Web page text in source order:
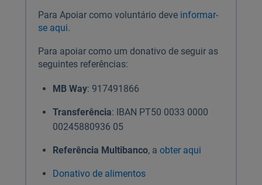
Para Apoiar como voluntário deve informar-
se aqui.
Para apoiar como um donativo de seguir as
seguintes referências:
MB Way: 917491866
Transferência: IBAN PT50 0033 0000
00245880936 05
Referência Multibanco, a obter aqui
Donativo de alimentos